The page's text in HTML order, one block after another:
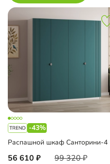
-43%
Распашной шкаф Санторини-4
56 610 99 320